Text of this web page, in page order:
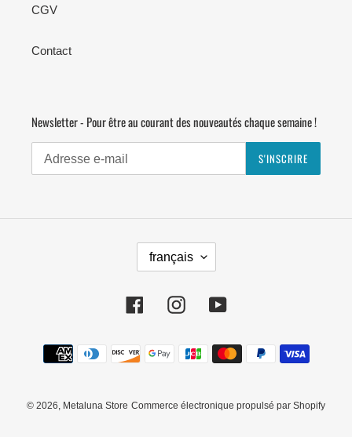
CGV
Contact
Newsletter - Pour être au courant des nouveautés chaque semaine !
S'INSCRIRE
L
A
G
U
français
FacebookInstagramYouTube
Moyens
de
© 2026, Metaluna Store Commerce électronique propulsé par Shopify